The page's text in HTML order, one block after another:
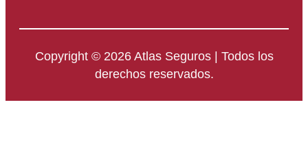
Copyright © 2026 Atlas Seguros | Todos los
derechos reservados.